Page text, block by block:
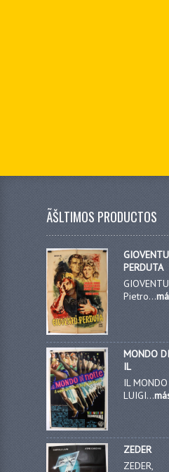
ÃŠLTIMOS PRODUCTOS
GIOVENTU
PERDUTA
Pietro...
MONDO
IL
IL
LUIGI...
ZEDER
ZEDER,